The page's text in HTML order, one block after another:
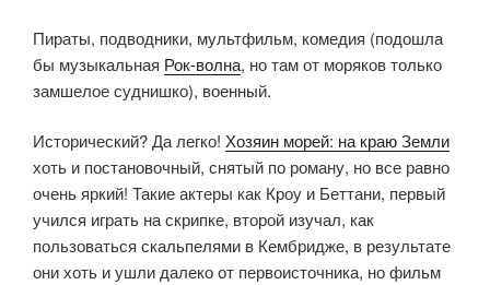
Пираты, подводники, мультфильм, комедия (подошла
бы музыкальная Рок-волна, но там от моряков только
замшелое суднишко), военный.
Исторический? Да легко! Хозяин морей: на краю Земли
хоть и постановочный, снятый по роману, но все равно
очень яркий! Такие актеры как Кроу и Беттани, первый
учился играть на скрипке, второй изучал, как
пользоваться скальпелями в Кембридже, в результате
они хоть и ушли далеко от первоисточника, но фильм